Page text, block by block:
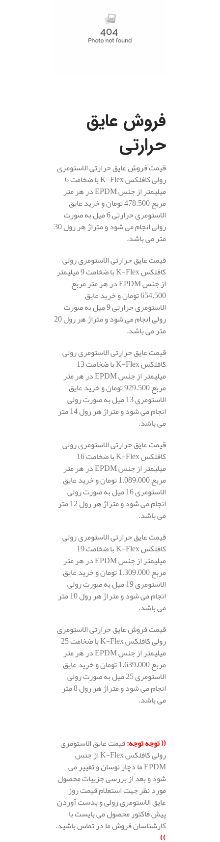
فروش عایق
حرارتی
قیمت فروش عایق حرارتی الاستومری
رولی کافلکس K-Flex با ضخامت 6
میلیمتر از جنس EPDM در هر متر
مربع 478.500 تومان و خرید عایق
الاستومری حرارتی 6 میل به صورت
رولی انجام می شود و متراژ هر رول 30
متر می باشد.
قیمت عایق حرارتی الاستومری رولی
کافلکس K-Flex با ضخامت 9 میلیمتر
از جنس EPDM در هر متر مربع
654.500 تومان و خرید عایق
الاستومری حرارتی 9 میل به صورت
رولی انجام می شود و متراژ هر رول 20
متر می باشد.
قیمت عایق حرارتی الاستومری رولی
کافلکس K-Flex با ضخامت 13
میلیمتر از جنس EPDM در هر متر
مربع 929.500 تومان و خرید عایق
الاستومری 13 میل به صورت رولی
انجام می شود و متراژ هر رول 14 متر
می باشد.
قیمت عایق حرارتی الاستومری رولی
کافلکس K-Flex با ضخامت 16
میلیمتر از جنس EPDM در هر متر
مربع 1.089.000 تومان و خرید عایق
الاستومری 16 میل به صورت رولی
انجام می شود و متراژ هر رول 12 متر
می باشد.
قیمت عایق حرارتی الاستومری رولی
کافلکس K-Flex با ضخامت 19
میلیمتر از جنس EPDM در هر متر
مربع 1.309.000 تومان و خرید عایق
الاستومری 19 میل به صورت رولی
انجام می شود و متراژ هر رول 10 متر
می باشد.
قیمت فروش عایق حرارتی الاستومری
رولی کافلکس K-Flex با ضخامت 25
میلیمتر از جنس EPDM در هر متر
مربع 1.639.000 تومان و خرید عایق
الاستومری 25 میل به صورت رولی
انجام می شود و متراژ هر رول 8 متر
می باشد.
(( توجه توجه:قیمت عایق الاستومری
رولی کافلکس K-Flex از جنس
EPDM ما دچار نوسان و تغییر می
شود و بعد از بررسی جزییات محصول
مورد نظر جهت استعلام قیمت روز
عایق الاستومری رولی و بدست آوردن
پیش فاکتور محصول می بایست با
کارشناسان فروش ما در تماس باشید.
))